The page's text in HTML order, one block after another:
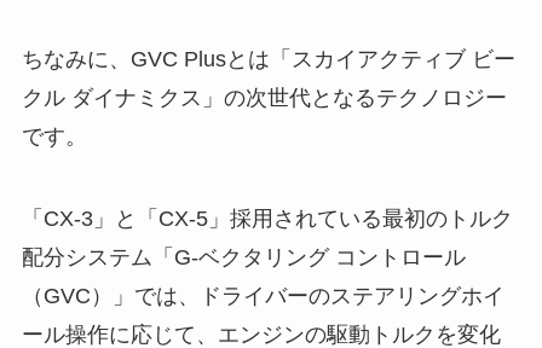
ちなみに、GVC Plusとは「スカイアクティブ ビー
クル ダイナミクス」の次世代となるテクノロジー
です。
「CX-3」と「CX-5」採用されている最初のトルク
配分システム「G-ベクタリング コントロール
（GVC）」では、ドライバーのステアリングホイ
ール操作に応じて、エンジンの駆動トルクを変化